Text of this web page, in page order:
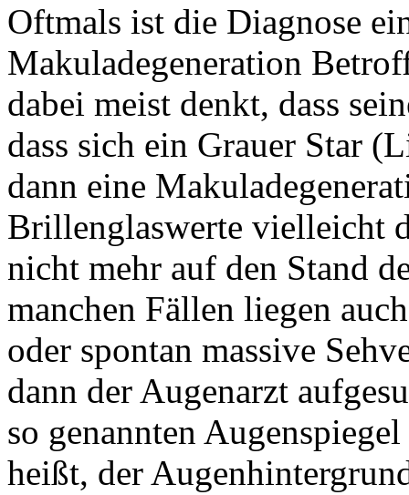
Oftmals ist die Diagnose
Makuladegeneration
dabei meist denkt, dass
dass sich ein Grauer Star
dann eine
Brillenglaswerte vielleicht
nicht mehr auf den Stand
manchen Fällen liegen
oder spontan massive
dann der Augenarzt
so genannten
heißt, der